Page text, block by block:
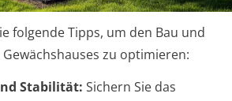
folgende Tipps, um den Bau und
zu optimieren:
Stabilität: Sichern Sie das